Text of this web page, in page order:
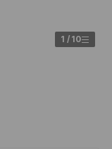
1 / 10